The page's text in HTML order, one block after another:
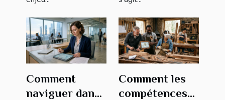
Comment
naviguer dans
Comment les
compétences